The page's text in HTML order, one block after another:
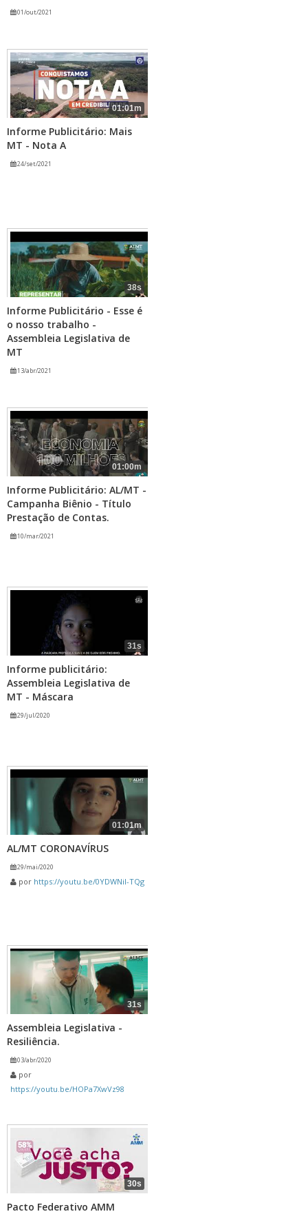
01/out/2021
01:01m
Informe Publicitário: Mais
MT - Nota A
24/set/2021
38s
Informe Publicitário - Esse é
o nosso trabalho -
Assembleia Legislativa de
MT
13/abr/2021
01:00m
Informe Publicitário: AL/MT -
Campanha Biênio - Título
Prestação de Contas.
10/mar/2021
31s
Informe publicitário:
Assembleia Legislativa de
MT - Máscara
29/jul/2020
01:01m
AL/MT CORONAVÍRUS
29/mai/2020
por https://youtu.be/0YDWNil-TQg
31s
Assembleia Legislativa -
Resiliência.
03/abr/2020
por
https://youtu.be/HOPa7XwVz98
30s
Pacto Federativo AMM